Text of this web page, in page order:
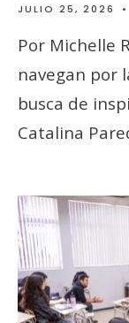
JULIO 25, 2026 •
Por Michelle
navegan por
busca de
Catalina